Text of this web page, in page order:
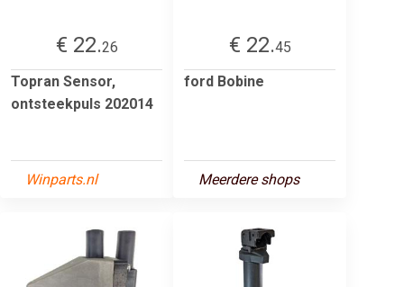
€ 22.26
Topran Sensor,
ontsteekpuls 202014
Winparts.nl
€ 22.45
ford Bobine
Meerdere shops